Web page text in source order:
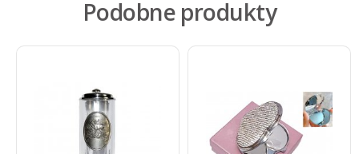
Podobne produkty